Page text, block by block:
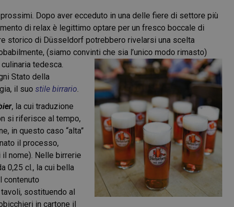
prossimi. Dopo aver ecceduto in una delle fiere di settore più
di relax è legittimo optare per un fresco boccale di
storico di Düsseldorf potrebbero rivelarsi una scelta
(siamo convinti che sia l’unico modo rimasto)
tedesca.
Stato della
il suo stile birrario.
, la cui traduzione
si riferisce al tempo,
in questo caso “alta”
il processo,
nome). Nelle birrerie
0,25 cl., la cui bella
contenuto
sostituendo al
in cartone il